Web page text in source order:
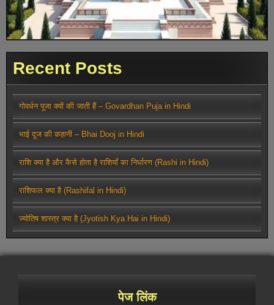
Recent Posts
गोवर्धन पूजा क्यों की जाती हैं – Govardhan Puja in Hindi
भाई दूज की कहानी – Bhai Dooj in Hindi
राशि क्या है और कैसे होता है राशियाँ का निर्धारण (Rashi in Hindi)
राशिफल क्या है (Rashifal in Hindi)
ज्योतिष शास्त्र क्या है (Jyotish Kya Hai in Hindi)
पेज लिंक